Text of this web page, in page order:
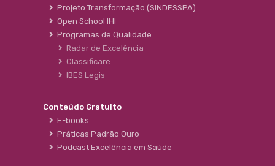
Projeto Transformação (SINDESSPA)
Open School IHI
Programas de Qualidade
Radar de Excelência
Classificare
IBES Legis
Conteúdo Gratuito
E-books
Práticas Padrão Ouro
Podcast Excelência em Saúde